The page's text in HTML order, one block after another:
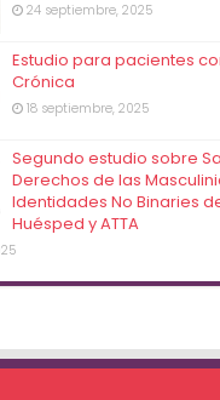
24 septiembre, 2025
Estudio para pacientes
Crónica
18 septiembre, 2025
Segundo estudio sobre
Derechos de las
Identidades No Binaries
Huésped y ATTA